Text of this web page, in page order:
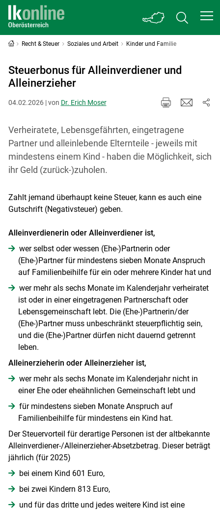
Recht & Steuer Soziales und Arbeit Kinder und Familie
Steuerbonus für Alleinverdiener und
Alleinerzieher
04.02.2026 | von Dr. Erich Moser
Verheiratete, Lebensgefährten, eingetragene
Partner und alleinlebende Elternteile - jeweils mit
mindestens einem Kind - haben die Möglichkeit, sich
ihr Geld (zurück-)zuholen.
Zahlt jemand überhaupt keine Steuer, kann es auch eine
Gutschrift (Negativsteuer) geben.
Alleinverdienerin oder Alleinverdiener ist,
wer selbst oder wessen (Ehe-)Partnerin oder
(Ehe-)Partner für mindestens sieben Monate Anspruch
auf Familienbeihilfe für ein oder mehrere Kinder hat und
wer mehr als sechs Monate im Kalenderjahr verheiratet
ist oder in einer eingetragenen Partnerschaft oder
Lebensgemeinschaft lebt. Die (Ehe-)Partnerin/​der
(Ehe-)Partner muss unbeschränkt steuerpflichtig sein,
und die (Ehe-)Partner dürfen nicht dauernd getrennt
leben.
Alleinerzieherin oder Alleinerzieher ist,
wer mehr als sechs Monate im Kalenderjahr nicht in
einer Ehe oder eheähnlichen Gemeinschaft lebt und
für mindestens sieben Monate Anspruch auf
Familienbeihilfe für mindestens ein Kind hat.
Der Steuervorteil für derartige Personen ist der altbekannte
Alleinverdiener-/​Alleinerzieher-Absetzbetrag. Dieser beträgt
jährlich (für 2025)
bei einem Kind 601 Euro,
bei zwei Kindern 813 Euro,
und für das dritte und jedes weitere Kind ist eine